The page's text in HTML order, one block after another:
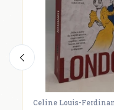
Celine Louis-